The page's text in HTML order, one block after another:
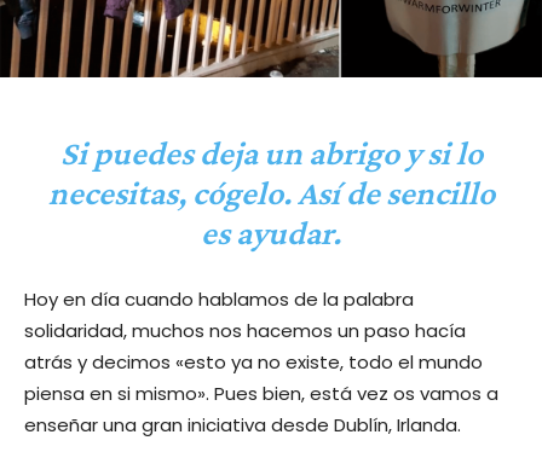
Si puedes deja un abrigo y si lo
necesitas, cógelo. Así de sencillo
es ayudar.
Hoy en día cuando hablamos de la palabra
solidaridad, muchos nos hacemos un paso hacía
atrás y decimos «esto ya no existe, todo el mundo
piensa en si mismo». Pues bien, está vez os vamos a
enseñar una gran iniciativa desde Dublín, Irlanda.